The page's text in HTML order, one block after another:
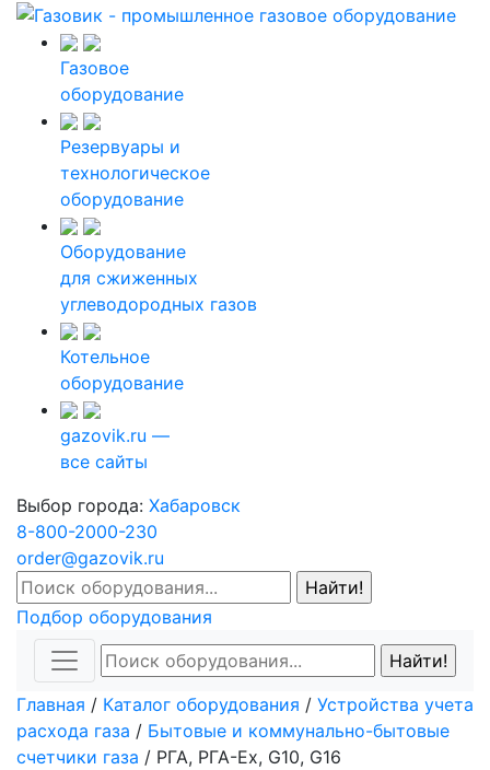
Газовое
оборудование
Резервуары и
технологическое
оборудование
Оборудование
для сжиженных
углеводородных газов
Котельное
оборудование
gazovik.ru —
все сайты
Выбор города: Хабаровск
8-800-2000-230
order@gazovik.ru
Подбор оборудования
Главная / Каталог оборудования / Устройства учета
расхода газа / Бытовые и коммунально-бытовые
счетчики газа / РГА, РГА-Ex, G10, G16